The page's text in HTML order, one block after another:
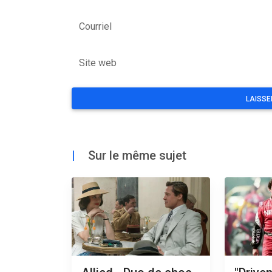
Courriel
Site web
Sur le même sujet